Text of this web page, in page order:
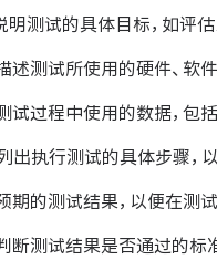
明测试的具体目标，如评
述测试所使用的硬件、软
试过程中使用的数据，包
出执行测试的具体步骤，
期的测试结果，以便在测
断测试结果是否通过的标